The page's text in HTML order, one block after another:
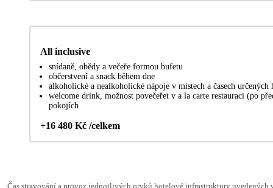
All inclusive
snídaně, obědy a večeře formou bufetu
občerstvení a snack během dne
alkoholické a nealkoholické nápoje v místech a časech určených
welcome drink, možnost povečeřet v a la carte restauraci (po
pokojích
+16 480 Kč /celkem
Čas stravování a provoz jednotlivých prvků hotelové infrastruktury uvedených